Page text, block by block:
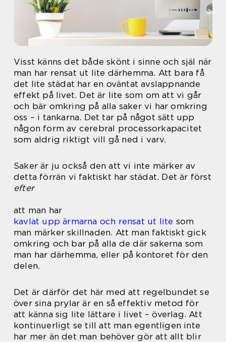
Visst känns det både skönt i sinne och själ när
man har rensat ut lite därhemma. Att bara få
det lite städat har en oväntat avslappnande
effekt på livet. Det är lite som om att vi går
och bär omkring på alla saker vi har omkring
oss – i tankarna. Det tar på något sätt upp
någon form av cerebral processorkapacitet
som aldrig riktigt vill gå ned i varv.
Saker är ju också den att vi inte märker av
detta förrän vi faktiskt har städat. Det är först
efter
att man har
kavlat upp ärmarna och rensat ut lite som
man märker skillnaden. Att man faktiskt gick
omkring och bar på alla de där sakerna som
man har därhemma, eller på kontoret för den
delen.
Det är därför det här med att regelbundet se
över sina prylar är en så effektiv metod för
att känna sig lite lättare i livet – överlag. Att
kontinuerligt se till att man egentligen inte
har mer än det man behöver gör att allt blir